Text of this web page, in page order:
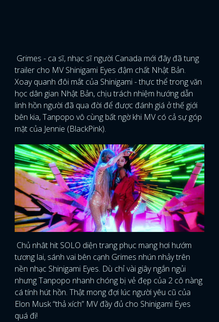
Grimes - ca sĩ, nhạc sĩ người Canada mới đây đã tung
trailer cho MV Shinigami Eyes đậm chất Nhật Bản.
Xoay quanh đôi mắt của Shinigami - thực thể trong văn
học dân gian Nhật Bản, chịu trách nhiệm hướng dẫn
linh hồn người đã qua đời để được đánh giá ở thế giới
bên kia, Tanpopo vô cùng bất ngờ khi MV có cả sự góp
mặt của Jennie (BlackPink).
Chủ nhât hit SOLO diện trang phục mang hơi hướm
tương lai, sánh vai bên cạnh Grimes nhún nhảy trên
nền nhạc Shinigami Eyes. Dù chỉ vài giây ngắn ngủi
nhưng Tanpopo nhanh chóng bị vẻ đẹp của 2 cô nàng
cá tính hút hồn. Thật mong đợi lúc người yêu cũ của
Elon Musk “thả xích” MV đầy đủ cho Shinigami Eyes
quá đi!